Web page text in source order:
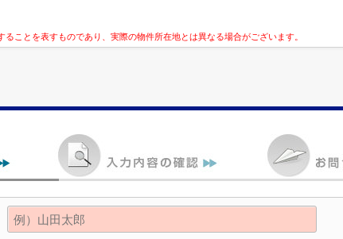
ことを表すものであり、実際の物件所在地とは異なる場合がございます。